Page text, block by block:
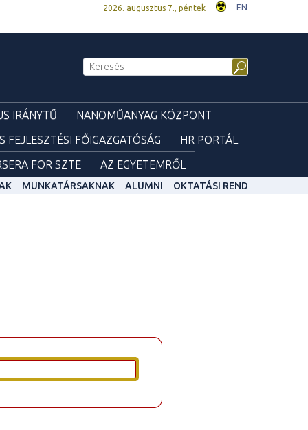
2026. augusztus 7., péntek EN
IRÁNYTŰ
NANOMŰANYAG KÖZPONT
FEJLESZTÉSI FŐIGAZGATÓSÁG
HR PORTÁL
FOR SZTE AZ EGYETEMRŐL
MUNKATÁRSAKNAK ALUMNI OKTATÁSI REND